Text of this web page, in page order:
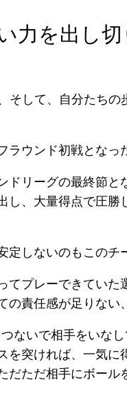
力を出し
そして、自分たち
ラウンド初戦となっ
ドリーグの最終節
し、大量得点で圧
定しないのもこのチ
てプレーできてい
の責任感が足りない
ないで相手をいな
を突ければ、一気
だただ相手にボール